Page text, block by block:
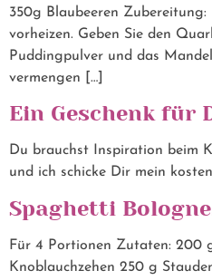
350g Blaubeeren Zubereitung:
vorheizen. Geben Sie den
Puddingpulver und das
vermengen […]
Ein Geschenk für
Du brauchst Inspiration beim
und ich schicke Dir mein
Spaghetti
Für 4 Portionen Zutaten: 200
Knoblauchzehen 250 g